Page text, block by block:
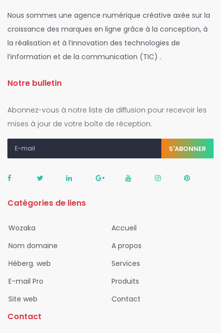
Nous sommes une agence numérique créative axée sur la
croissance des marques en ligne grâce à la conception, à
la réalisation et à l’innovation des technologies de
l’information et de la communication (TIC) .
Notre bulletin
Abonnez-vous à notre liste de diffusion pour recevoir les
mises à jour de votre boîte de réception.
S'ABONNER
Catégories de liens
Wozaka
Accueil
Nom domaine
A propos
Héberg. web
Services
E-mail Pro
Produits
Site web
Contact
Contact